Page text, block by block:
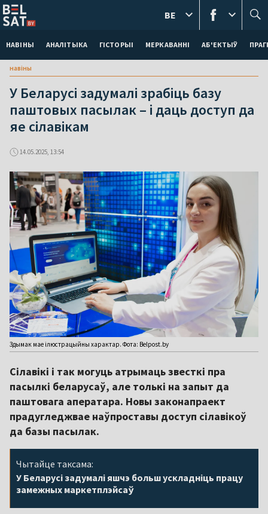
НАВІНЫ АНАЛІТЫКА ГІСТОРЫІ МЕРКАВАННI АБ'ЕКТЫЎ
BE
навіны
У Беларусі задумалі зрабіць базу
паштовых пасылак – і даць доступ да
яе сілавікам
14.05.2025, 13:54
Здымак мае ілюстрацыйны характар. Фота: Belpost.by
Сілавікі і так могуць атрымаць звесткі пра
пасылкі беларусаў, але толькі на запыт да
паштовага аператара. Новы законапраект
прадугледжвае наўпроставы доступ сілавікоў
да базы пасылак.
Чытайце таксама:
У Беларусі задумалі яшчэ больш ускладніць працу
замежных маркетплэйсаў